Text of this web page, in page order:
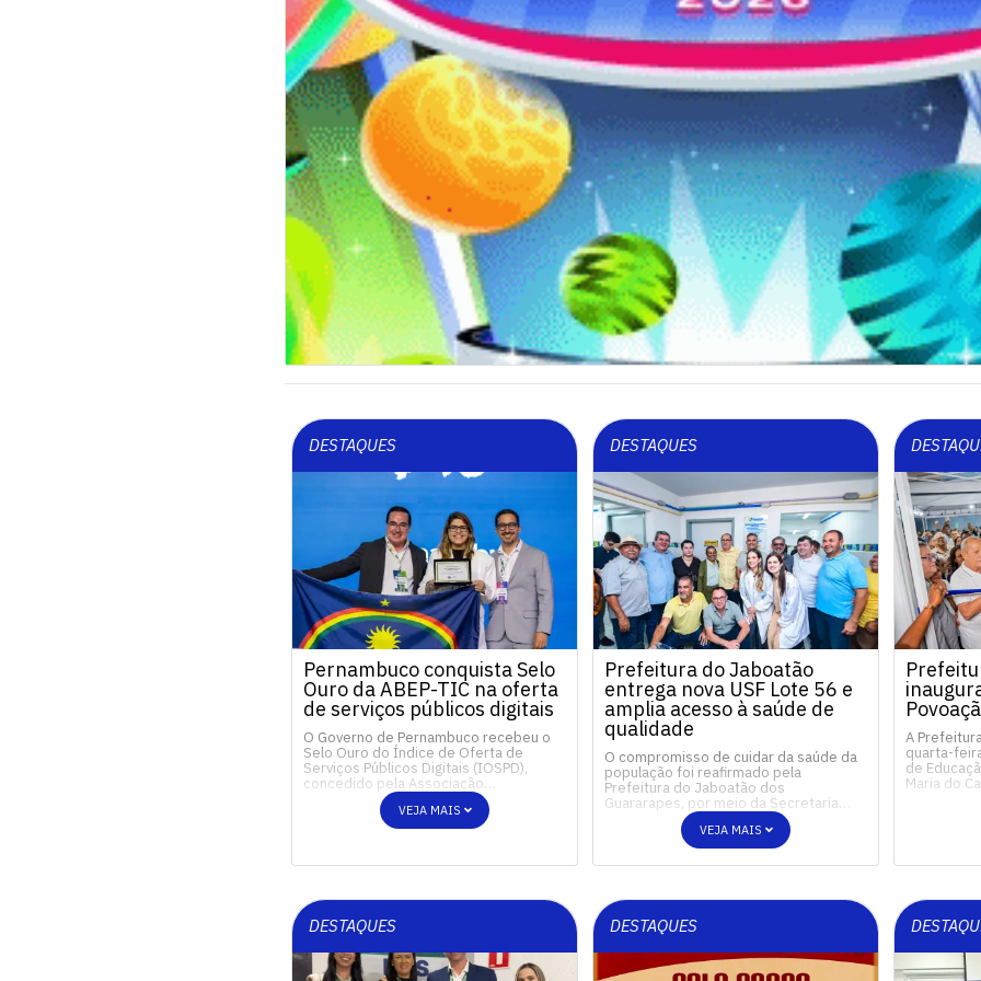
DESTAQUES
Pernambuco conquista Selo
Ouro da ABEP-TIC na oferta
de serviços públicos digitais
O Governo de Pernambuco recebeu o
Selo Ouro do Índice de Oferta de
Serviços Públicos Digitais (IOSPD),
concedido pela Associação…
VEJA MAIS
DESTAQUES
Prefeitura do Jaboatão
entrega nova USF Lote 56 e
amplia acesso à saúde de
qualidade
O compromisso de cuidar da saúde da
população foi reafirmado pela
Prefeitura do Jaboatão dos
Guararapes, por meio da Secretaria…
VEJA MAIS
A
quarta-
de
Maria do
DESTAQUES DESTAQUES